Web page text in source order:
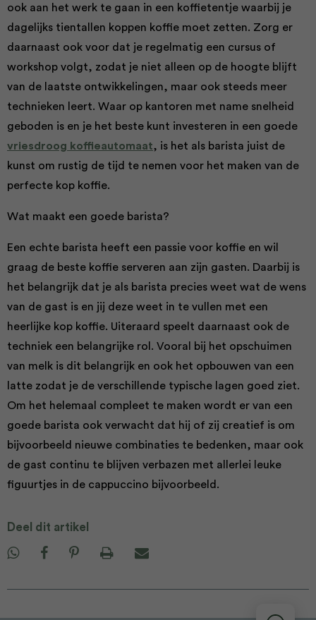
ook aan het werk te gaan in een koffietentje waarbij je
dagelijks tientallen koppen koffie moet zetten. Zorg er
daarnaast ook voor dat je regelmatig een cursus of
workshop volgt, zodat je niet alleen op de hoogte blijft
van de laatste ontwikkelingen, maar ook steeds meer
technieken leert. Waar op kantoren met name snelheid
geboden is en je het beste kunt investeren in een goede
vriesdroog koffieautomaat, is het als barista juist de
kunst om rustig de tijd te nemen voor het maken van de
perfecte kop koffie.
Wat maakt een goede barista?
Een echte barista heeft een passie voor koffie en wil
graag de beste koffie serveren aan zijn gasten. Daarbij is
het belangrijk dat je als barista precies weet wat de wens
van de gast is en jij deze weet in te vullen met een
heerlijke kop koffie. Uiteraard speelt daarnaast ook de
techniek een belangrijke rol. Vooral bij het opschuimen
van melk is dit belangrijk en ook het opbouwen van een
latte zodat je de verschillende typische lagen goed ziet.
Om het helemaal compleet te maken wordt er van een
goede barista ook verwacht dat hij of zij creatief is om
bijvoorbeeld nieuwe combinaties te bedenken, maar ook
de gast continu te blijven verbazen met allerlei leuke
figuurtjes in de cappuccino bijvoorbeeld.
Deel dit artikel